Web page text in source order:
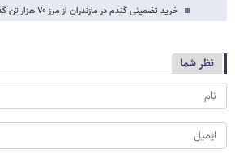
خرید تضمینی گندم در مازندران از مرز ۷۰ هزار تن گذشت
نظر شما